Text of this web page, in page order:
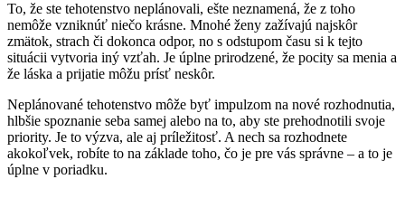
To, že ste tehotenstvo neplánovali, ešte neznamená, že z toho
nemôže vzniknúť niečo krásne. Mnohé ženy zažívajú najskôr
zmätok, strach či dokonca odpor, no s odstupom času si k tejto
situácii vytvoria iný vzťah. Je úplne prirodzené, že pocity sa menia a
že láska a prijatie môžu prísť neskôr.
Neplánované tehotenstvo môže byť impulzom na nové rozhodnutia,
hlbšie spoznanie seba samej alebo na to, aby ste prehodnotili svoje
priority. Je to výzva, ale aj príležitosť. A nech sa rozhodnete
akokoľvek, robíte to na základe toho, čo je pre vás správne – a to je
úplne v poriadku.